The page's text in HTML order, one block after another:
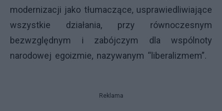
modernizacji jako tłumaczące, usprawiedliwiające
wszystkie działania, przy równoczesnym
bezwzględnym i zabójczym dla wspólnoty
narodowej egoizmie, nazywanym “liberalizmem”.
Reklama